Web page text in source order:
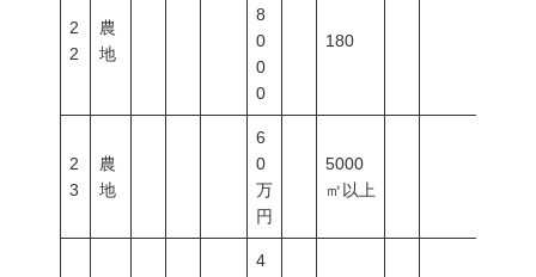
2
2
農
地
8
0
0
0
180
2
3
農
地
6
0
万
円
5000
㎡以上
4